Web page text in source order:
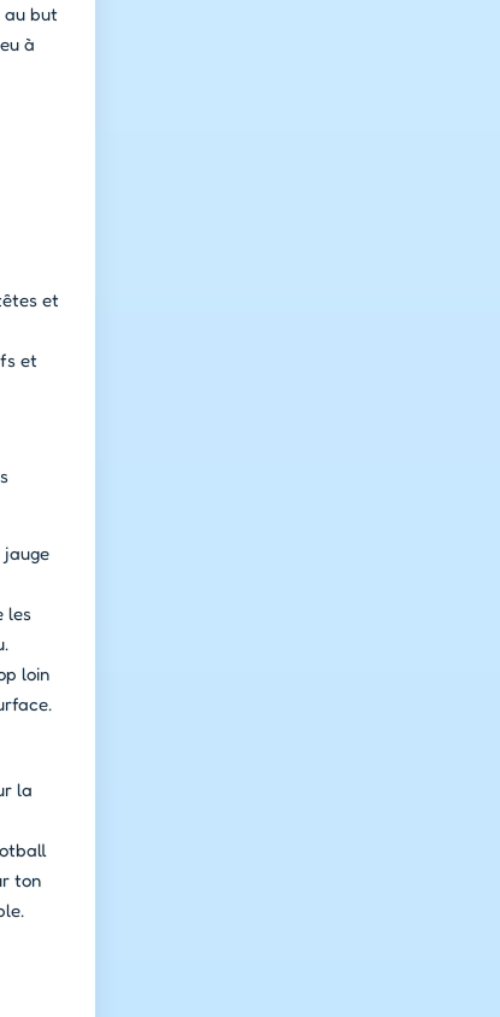
au but
à
et
et
jauge
les
loin
la
ton